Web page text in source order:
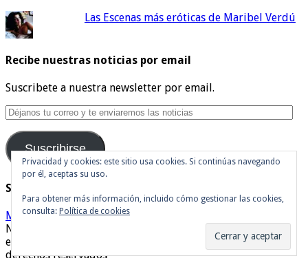
Las Escenas más eróticas de Maribel Verdú
Recibe nuestras noticias por email
Suscribete a nuestra newsletter por email.
Déjanos
tu
correo
y
te
enviaremos
las
noticias
Suscribirse
Síguenos en Twitter
Mis tuits
Noticias de cine y de series de televisión, críticas, tráilers,
estrenos. Cineralia © Copyright 2007 - 2026, Todos los
derechos reservados
Privacidad y cookies: este sitio usa cookies. Si continúas navegando
por él, aceptas su uso.
Para obtener más información, incluido cómo gestionar las cookies,
consulta: Política de cookies